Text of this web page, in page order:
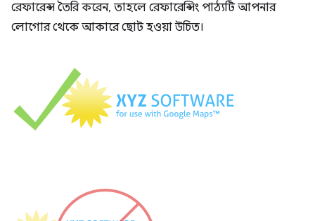
রেফারেন্স তৈরি করেন, তাহলে রেফারেন্সিং পাঠ্যটি আপনার
লোগোর থেকে আকারে ছোট হওয়া উচিত।